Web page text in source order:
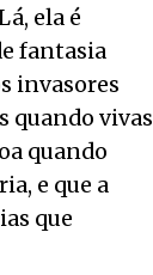
ela é
fantasia
invasores
quando vivas
quando
e que a
que